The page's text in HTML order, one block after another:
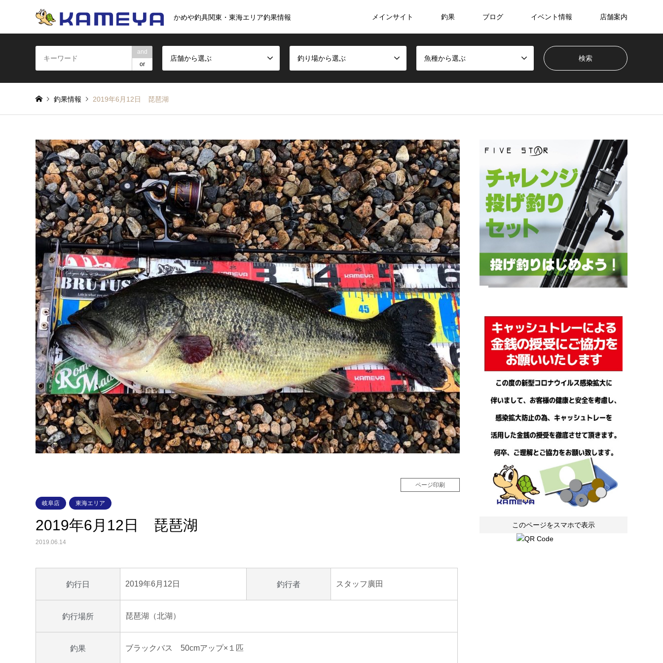
かめや釣具関東・東海エリア釣果情報 メインサイト 釣果 ブログ イベント情報 店舗案内
and
or
店舗から選ぶ 釣り場から選ぶ 魚種から選ぶ
釣果情報 2019年6月12日 琵琶湖
ページ印刷
岐阜店 東海エリア
2019年6月12日 琵琶湖
2019.06.14
釣行日 2019年6月12日 釣行者 スタッフ廣田
釣行場所 琵琶湖（北湖）
釣果 ブラックバス 50cmアップ×１匹
このページをスマホで表示